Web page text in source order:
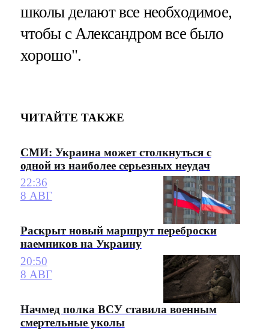
школы делают все необходимое,
чтобы с Александром все было
хорошо".
ЧИТАЙТЕ ТАКЖЕ
СМИ: Украина может столкнуться с
одной из наиболее серьезных неудач
22:36
8 АВГ
Раскрыт новый маршрут переброски
наемников на Украину
20:50
8 АВГ
Начмед полка ВСУ ставила военным
смертельные уколы